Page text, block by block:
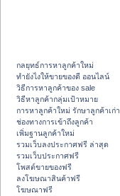
กลยุทธ์การหาลูกค้าใหม่
ทํายังไงให้ขายของดี ออนไลน์
วิธีการหาลูกค้าของ sale
วิธีหาลูกค้ากลุ่มเป้าหมาย
การหาลูกค้าใหม่ รักษาลูกค้าเก่า
ช่องทางการเข้าถึงลูกค้า
เพิ่มฐานลูกค้าใหม่
รวมเว็บลงประกาศฟรี ล่าสุด
รวมเว็บประกาศฟรี
โพสต์ขายของฟรี
ลงโฆษณาสินค้าฟรี
โฆษณาฟรี